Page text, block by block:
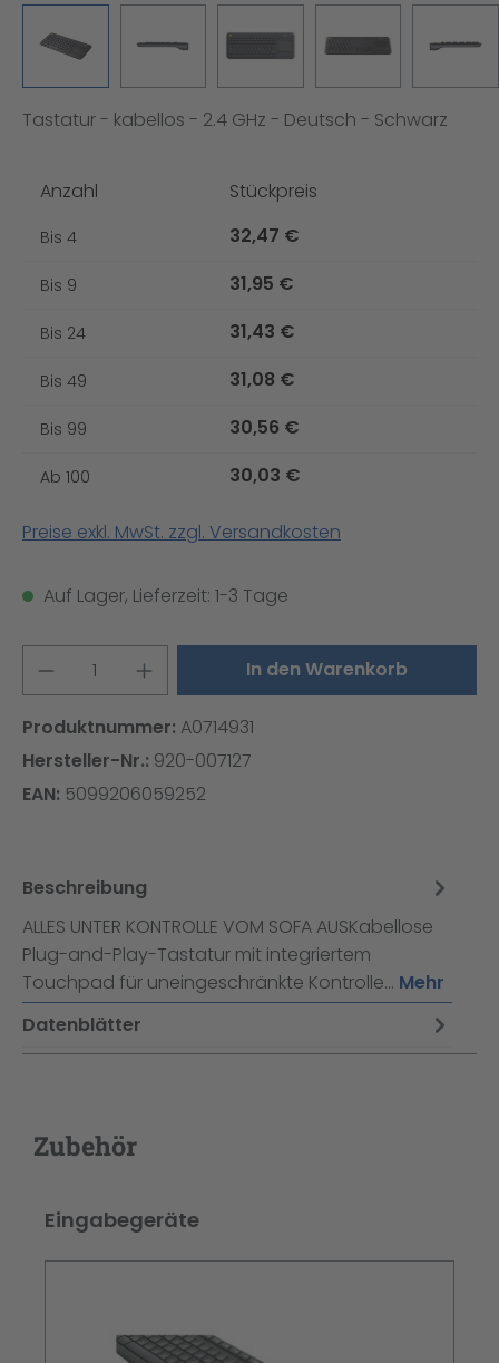
Tastatur - kabellos - 2.4 GHz - Deutsch - Schwarz
Anzahl Stückpreis
Bis 4 32,47 €
Bis 9 31,95 €
Bis 24 31,43 €
Bis 49 31,08 €
Bis 99 30,56 €
Ab 100 30,03 €
Preise exkl. MwSt. zzgl. Versandkosten
Auf Lager, Lieferzeit: 1-3 Tage
Produkt Anzahl: Gib denIn den Warenkorb
Produktnummer: A0714931
Hersteller-Nr.: 920-007127
EAN: 5099206059252
Beschreibung
ALLES UNTER KONTROLLE VOM SOFA AUSKabellose
Plug-and-Play-Tastatur mit integriertem
Touchpad für uneingeschränkte Kontrolle… Mehr
Datenblätter
Zubehör
Produktgalerie überspringen
Eingabegeräte